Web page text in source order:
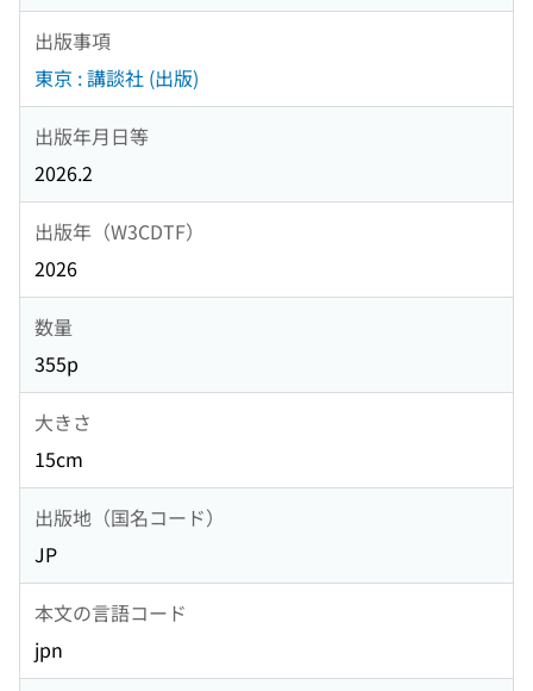
出版事項
東京 : 講談社 (出版)
出版年月日等
2026.2
出版年（W3CDTF）
2026
数量
355p
大きさ
15cm
出版地（国名コード）
JP
本文の言語コード
jpn